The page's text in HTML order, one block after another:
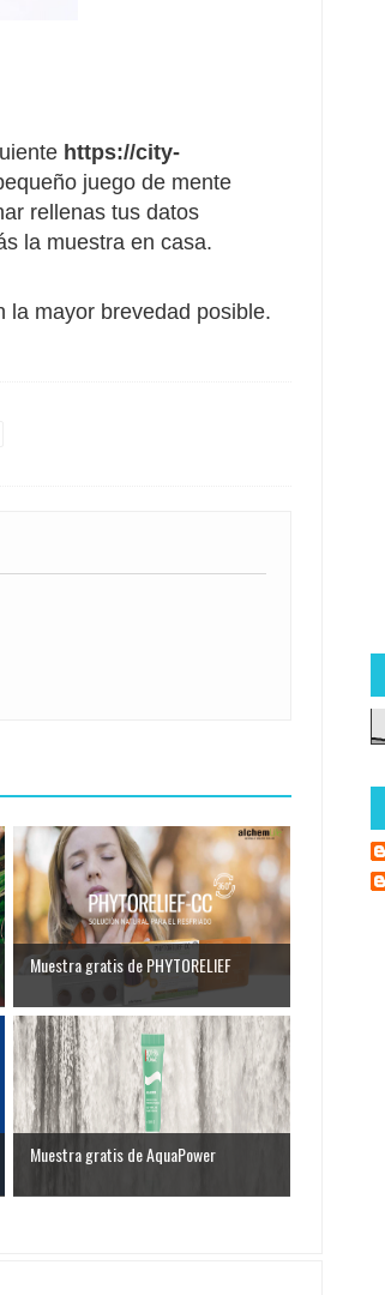
https://city-
juego de mente
rellenas tus datos
la muestra en casa.
la mayor brevedad posible.
Muestra gratis de PHYTORELIEF
Muestra gratis de AquaPower